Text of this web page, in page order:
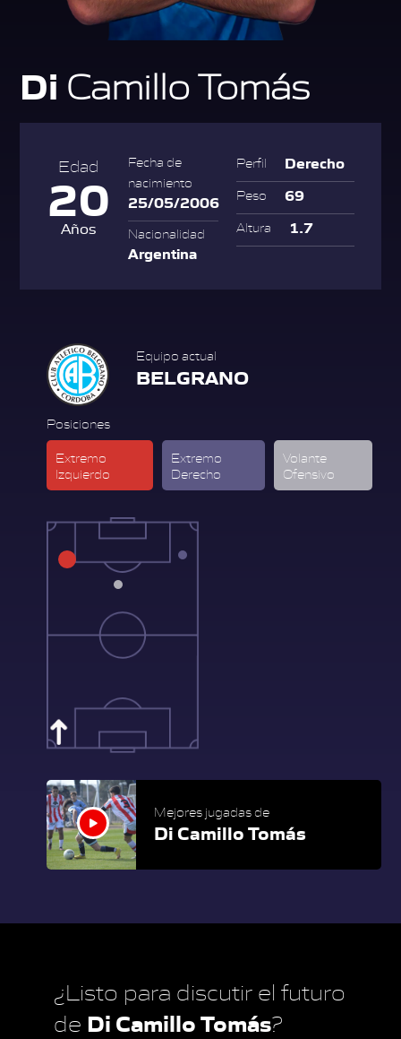
Di Camillo Tomás
Edad
20
Años
Fecha de
nacimiento
25/05/2006
Nacionalidad
Argentina
Perfil Derecho
Peso 69
Altura 1.7
Equipo actual
BELGRANO
Posiciones
Extremo
Izquierdo
Extremo
Derecho
Volante
Ofensivo
Mejores jugadas de
Di Camillo Tomás
¿Listo para discutir el futuro
de Di Camillo Tomás?